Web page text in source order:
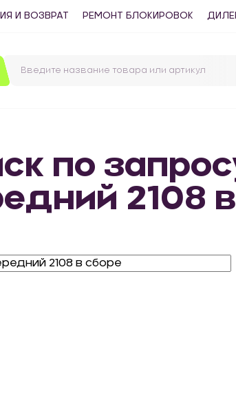
И ВОЗВРАТ РЕМОНТ БЛОКИРОВОК
по
2108